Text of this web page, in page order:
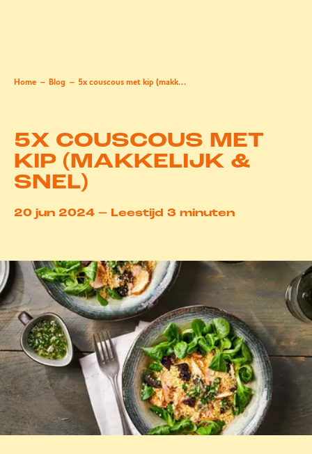
Home Blog 5x couscous met kip (makkelijk & snel)
5X COUSCOUS MET
KIP (MAKKELIJK &
SNEL)
20 jun 2024 – Leestijd 3 minuten